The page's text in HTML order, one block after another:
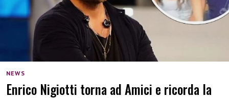
NEWS
Enrico Nigiotti torna ad Amici e ricorda la